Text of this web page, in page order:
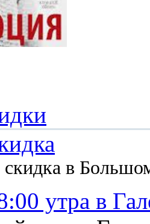
скидка в
утра в